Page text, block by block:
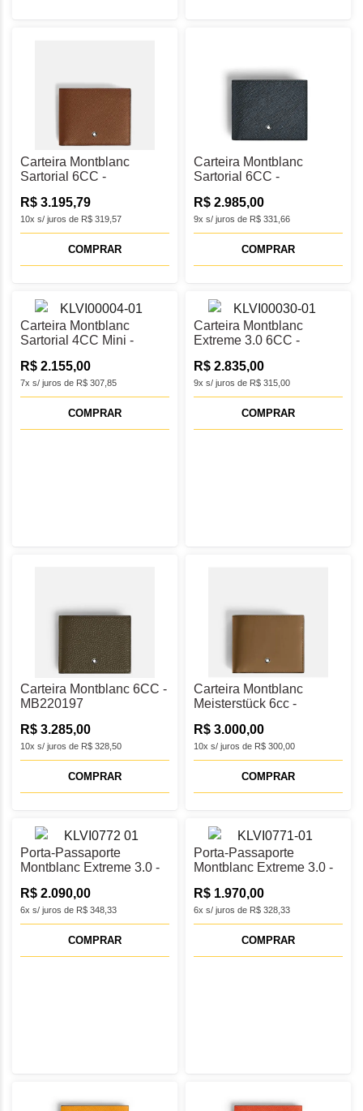
Carteira Montblanc
Sartorial 6CC -
10x s/ juros de R$ 319,57
R$ 3.195,79
COMPRAR
Carteira Montblanc
Sartorial 6CC -
9x s/ juros de R$ 331,66
R$ 2.985,00
COMPRAR
Carteira Montblanc
Sartorial 4CC Mini -
7x s/ juros de R$ 307,85
R$ 2.155,00
COMPRAR
Carteira Montblanc
Extreme 3.0 6CC -
9x s/ juros de R$ 315,00
R$ 2.835,00
COMPRAR
Carteira Montblanc 6CC -
MB220197
10x s/ juros de R$ 328,50
R$ 3.285,00
COMPRAR
Carteira Montblanc
Meisterstück 6cc -
10x s/ juros de R$ 300,00
R$ 3.000,00
COMPRAR
Porta-Passaporte
Montblanc Extreme 3.0 -
6x s/ juros de R$ 348,33
R$ 2.090,00
COMPRAR
Porta-Passaporte
Montblanc Extreme 3.0 -
6x s/ juros de R$ 328,33
R$ 1.970,00
COMPRAR